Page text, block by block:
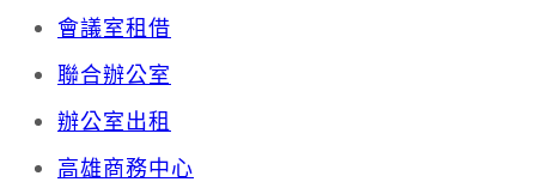
會議室租借
聯合辦公室
辦公室出租
高雄商務中心